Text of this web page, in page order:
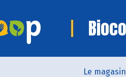
Le magasin